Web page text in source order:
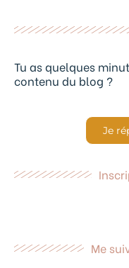
Tu as quelques
contenu du blog ?
Je
Me